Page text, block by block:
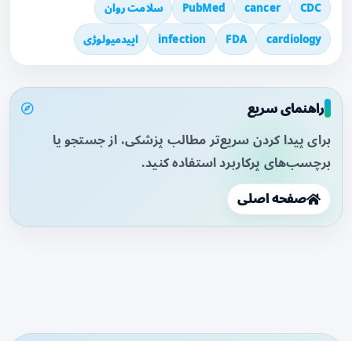
CDC
cancer
PubMed سلامت روان
cardiology
FDA
infection اپیدمیولوژی
راهنمای سریع
برای پیدا کردن سریع‌تر مطالب پزشکی، از جستجو یا
برچسب‌های پرکاربرد استفاده کنید.
صفحه اصلی